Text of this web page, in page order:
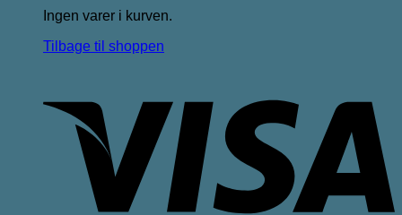
Ingen varer i kurven.
Tilbage til shoppen